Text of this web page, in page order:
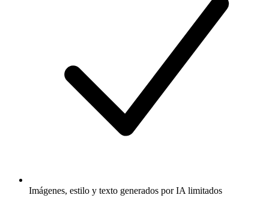
Imágenes, estilo y texto generados por IA limitados